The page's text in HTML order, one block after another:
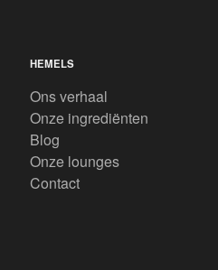
HEMELS
Ons verhaal
Onze ingrediënten
Blog
Onze lounges
Contact